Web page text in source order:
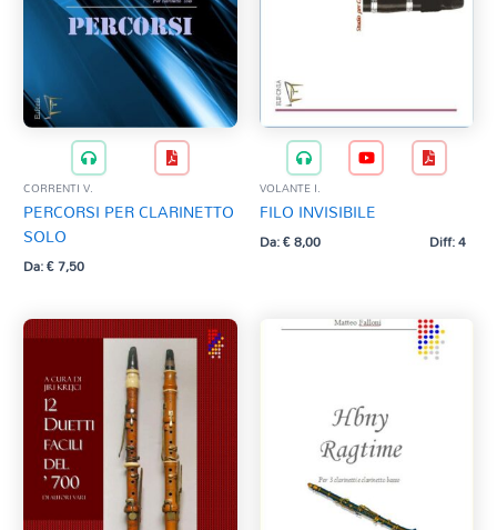
CORRENTI V.
PERCORSI PER CLARINETTO
SOLO
Da:€7,50
VOLANTE I.
FILO INVISIBILE
Da:€8,00 Diff: 4